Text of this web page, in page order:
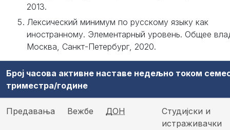
2013.
Лексический минимум по русскому языку как
иностранному. Элементарный уровень. Общее
Москва, Санкт-Петербург, 2020.
Број часова активне наставе недељно током
триместра/године
Предавања Вежбе ДОН
Студијски и
истраживачки